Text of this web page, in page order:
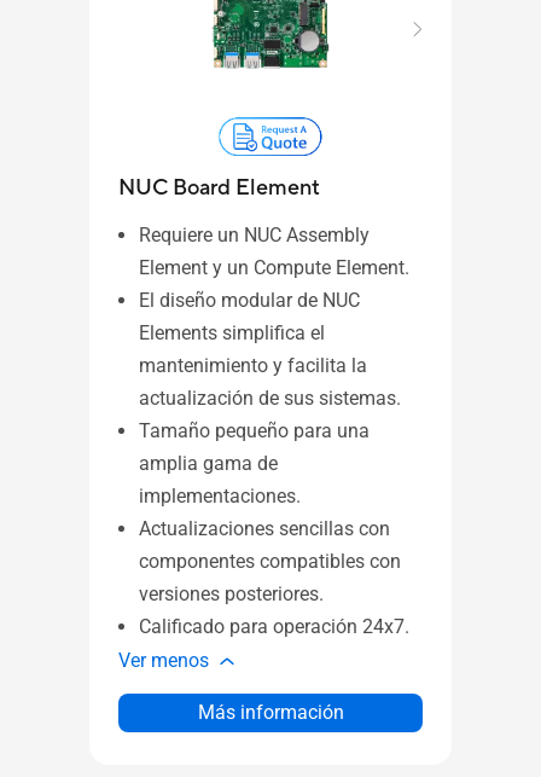
NUC Board Element
Requiere un NUC Assembly
Element y un Compute Element.
El diseño modular de NUC
Elements simplifica el
mantenimiento y facilita la
actualización de sus sistemas.
Tamaño pequeño para una
amplia gama de
implementaciones.
Actualizaciones sencillas con
componentes compatibles con
versiones posteriores.
Calificado para operación 24x7.
Ver menos
Más información